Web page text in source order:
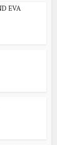
EVA